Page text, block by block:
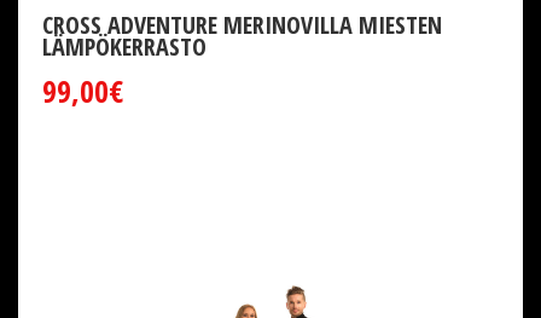
CROSS ADVENTURE MERINOVILLA MIESTEN
LÄMPÖKERRASTO
99,00€